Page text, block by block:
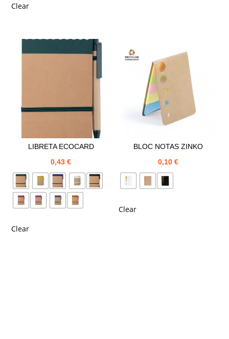
Clear
LIBRETA ECOCARD
0,43€
Clear
BLOC NOTAS ZINKO
0,10 €
Clear